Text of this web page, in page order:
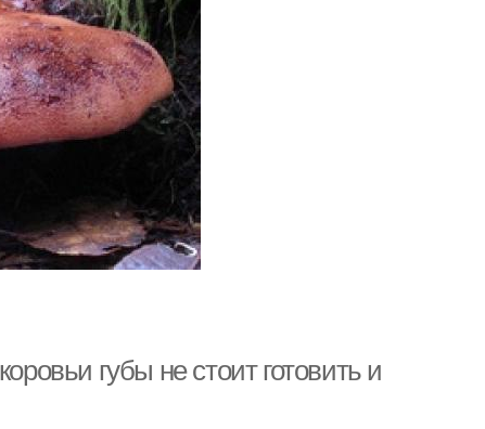
губы не стоит готовить и